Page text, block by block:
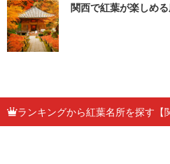
関西で紅葉が楽しめ
ランキングから紅葉名所を探す【